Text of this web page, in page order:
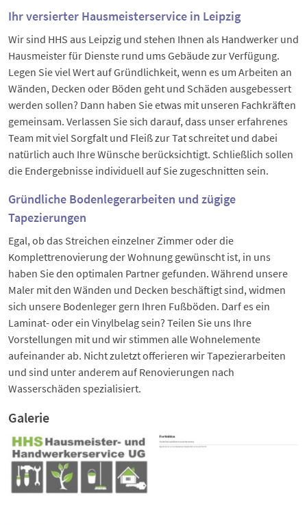
Ihr versierter Hausmeisterservice in Leipzig
Wir sind HHS aus Leipzig und stehen Ihnen als Handwerker und
Hausmeister für Dienste rund ums Gebäude zur Verfügung.
Legen Sie viel Wert auf Gründlichkeit, wenn es um Arbeiten an
Wänden, Decken oder Böden geht und Schäden ausgebessert
werden sollen? Dann haben Sie etwas mit unseren Fachkräften
gemeinsam. Verlassen Sie sich darauf, dass unser erfahrenes
Team mit viel Sorgfalt und Fleiß zur Tat schreitet und dabei
natürlich auch Ihre Wünsche berücksichtigt. Schließlich sollen
die Endergebnisse individuell auf Sie zugeschnitten sein.
Gründliche Bodenlegerarbeiten und zügige
Tapezierungen
Egal, ob das Streichen einzelner Zimmer oder die
Komplettrenovierung der Wohnung gewünscht ist, in uns
haben Sie den optimalen Partner gefunden. Während unsere
Maler mit den Wänden und Decken beschäftigt sind, widmen
sich unsere Bodenleger gern Ihren Fußböden. Darf es ein
Laminat- oder ein Vinylbelag sein? Teilen Sie uns Ihre
Vorstellungen mit und wir stimmen alle Wohnelemente
aufeinander ab. Nicht zuletzt offerieren wir Tapezierarbeiten
und sind unter anderem auf Renovierungen nach
Wasserschäden spezialisiert.
Galerie